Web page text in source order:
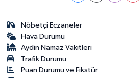
Nöbetçi Eczaneler
Hava Durumu
Aydin Namaz Vakitleri
Trafik Durumu
Puan Durumu ve Fikstür